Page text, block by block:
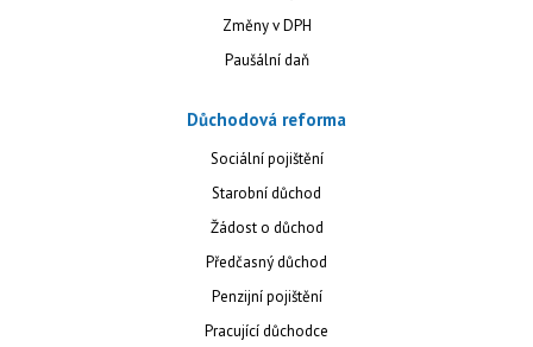
Změny v DPH
Paušální daň
Důchodová reforma
Sociální pojištění
Starobní důchod
Žádost o důchod
Předčasný důchod
Penzijní pojištění
Pracující důchodce